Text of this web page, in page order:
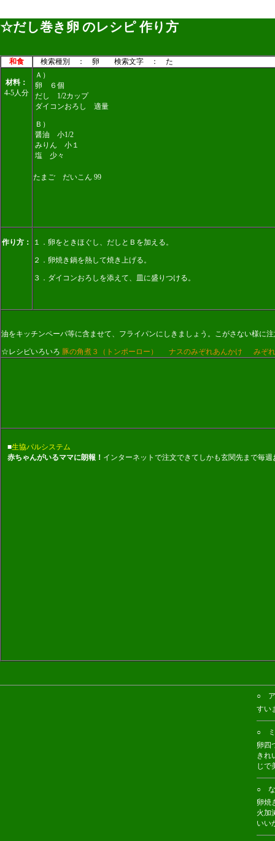
☆だし巻き卵 のレシピ 作り方
和食 検索種別 ： 卵 検索文字 ： た
材料：
4-5人分
Ａ）
卵 ６個
だし 1/2カップ
ダイコンおろし 適量
Ｂ）
醤油 小1/2
みりん 小１
塩 少々
たまご だいこん 99
作り方： １．卵をときほぐし、だしとＢを加える。
２．卵焼き鍋を熱して焼き上げる。
３．ダイコンおろしを添えて、皿に盛りつける。
油をキッチンペーパ等に含ませて、フライパンにしきましょう。こがさない様に
☆レシピいろいろ 豚の角煮３（トンポーロー） ナスのみぞれあんかけ みぞ
■生協パルシステム
赤ちゃんがいるママに朗報！ インターネットで注文できてしかも玄関先まで毎週
○ ア
すい
○ ミ
卵四
きれ
じで
○ な
卵焼
火加
いい